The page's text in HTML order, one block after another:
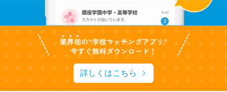
詳しくはこちら